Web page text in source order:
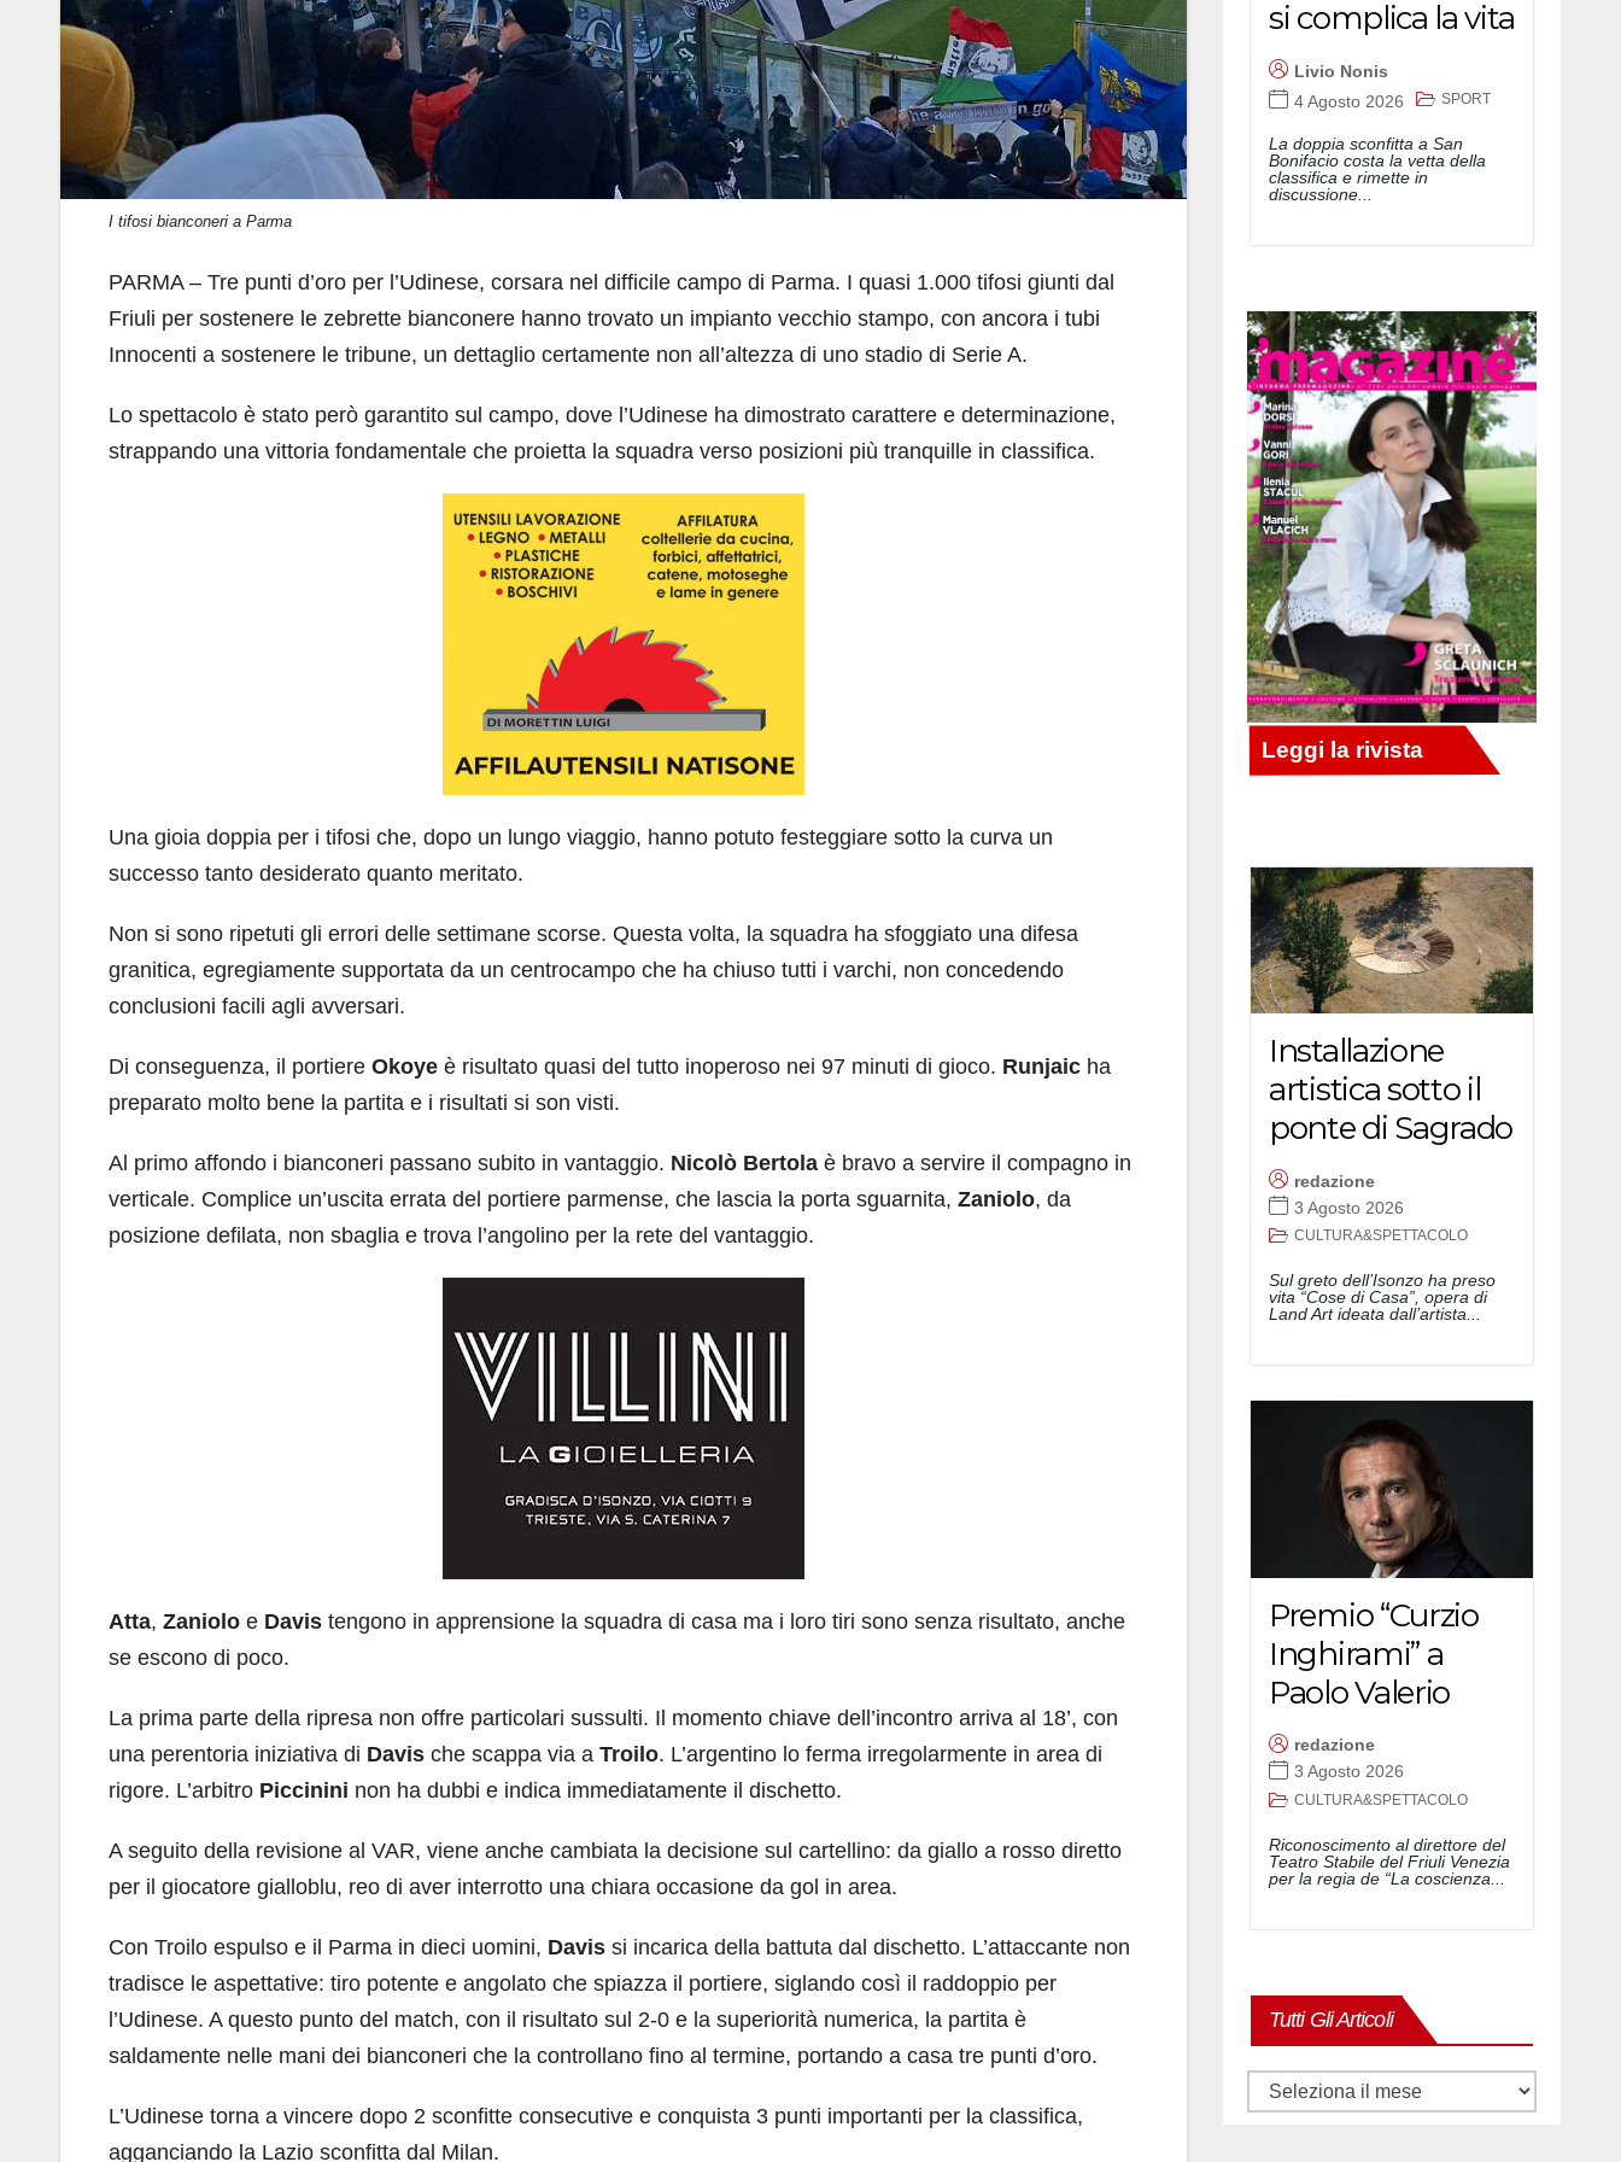
I tifosi bianconeri a Parma
PARMA – Tre punti d’oro per l’Udinese, corsara nel difficile campo di Parma. I quasi 1.000 tifosi giunti dal
Friuli per sostenere le zebrette bianconere hanno trovato un impianto vecchio stampo, con ancora i tubi
Innocenti a sostenere le tribune, un dettaglio certamente non all’altezza di uno stadio di Serie A.
Lo spettacolo è stato però garantito sul campo, dove l’Udinese ha dimostrato carattere e determinazione,
strappando una vittoria fondamentale che proietta la squadra verso posizioni più tranquille in classifica.
Una gioia doppia per i tifosi che, dopo un lungo viaggio, hanno potuto festeggiare sotto la curva un
successo tanto desiderato quanto meritato.
Non si sono ripetuti gli errori delle settimane scorse. Questa volta, la squadra ha sfoggiato una difesa
granitica, egregiamente supportata da un centrocampo che ha chiuso tutti i varchi, non concedendo
conclusioni facili agli avversari.
Di conseguenza, il portiere Okoye è risultato quasi del tutto inoperoso nei 97 minuti di gioco. Runjaic ha
preparato molto bene la partita e i risultati si son visti.
Al primo affondo i bianconeri passano subito in vantaggio. Nicolò Bertola è bravo a servire il compagno in
verticale. Complice un’uscita errata del portiere parmense, che lascia la porta sguarnita, Zaniolo, da
posizione defilata, non sbaglia e trova l’angolino per la rete del vantaggio.
Atta, Zaniolo e Davis tengono in apprensione la squadra di casa ma i loro tiri sono senza risultato, anche
se escono di poco.
La prima parte della ripresa non offre particolari sussulti. Il momento chiave dell’incontro arriva al 18’, con
una perentoria iniziativa di Davis che scappa via a Troilo. L’argentino lo ferma irregolarmente in area di
rigore. L’arbitro Piccinini non ha dubbi e indica immediatamente il dischetto.
A seguito della revisione al VAR, viene anche cambiata la decisione sul cartellino: da giallo a rosso diretto
per il giocatore gialloblu, reo di aver interrotto una chiara occasione da gol in area.
Con Troilo espulso e il Parma in dieci uomini, Davis si incarica della battuta dal dischetto. L’attaccante non
tradisce le aspettative: tiro potente e angolato che spiazza il portiere, siglando così il raddoppio per
l’Udinese. A questo punto del match, con il risultato sul 2-0 e la superiorità numerica, la partita è
saldamente nelle mani dei bianconeri che la controllano fino al termine, portando a casa tre punti d’oro.
L’Udinese torna a vincere dopo 2 sconfitte consecutive e conquista 3 punti importanti per la classifica,
agganciando la Lazio sconfitta dal Milan.
si complica la vita
Livio Nonis
4 Agosto 2026
SPORT
La doppia sconfitta a San
Bonifacio costa la vetta della
classifica e rimette in
discussione...
Installazione
artistica sotto il
ponte di Sagrado
redazione
3 Agosto 2026
CULTURA&SPETTACOLO
Sul greto dell’Isonzo ha preso
vita “Cose di Casa”, opera di
Land Art ideata dall’artista...
Premio “Curzio
Inghirami” a
Paolo Valerio
redazione
3 Agosto 2026
CULTURA&SPETTACOLO
Riconoscimento al direttore del
Teatro Stabile del Friuli Venezia
per la regia de “La coscienza...
Tutti Gli Articoli
Tutti